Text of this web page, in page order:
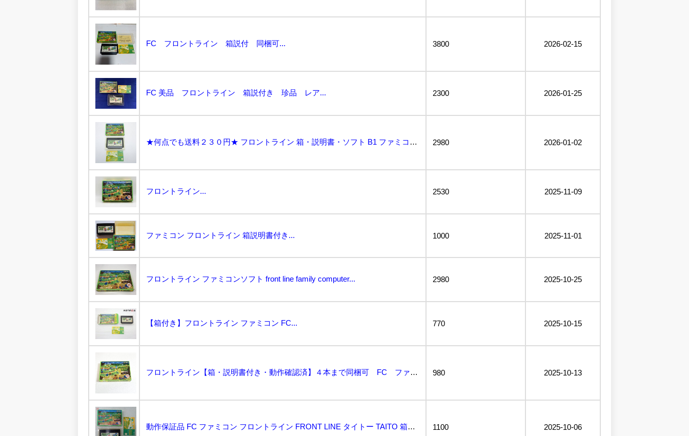
FC フロントライン 箱説付 同梱可... 3800 2026-02-15
FC 美品 フロントライン 箱説付き 珍品 レア... 2300 2026-01-25
★何点でも送料２３０円★ フロントライン 箱・説明書・ソフト B1 ファミコン 即発送 FC 動作確... 2980 2026-01-02
フロントライン... 2530 2025-11-09
ファミコン フロントライン 箱説明書付き... 1000 2025-11-01
フロントライン ファミコンソフト front line family computer... 2980 2025-10-25
【箱付き】フロントライン ファミコン FC... 770 2025-10-15
フロントライン【箱・説明書付き・動作確認済】４本まで同梱可 FC ファミコン... 980 2025-10-13
動作保証品 FC ファミコン フロントライン FRONT LINE タイトー TAITO 箱説付【1... 1100 2025-10-06